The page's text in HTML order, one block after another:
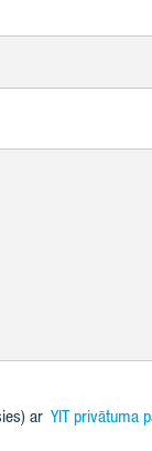
ar YIT privātuma